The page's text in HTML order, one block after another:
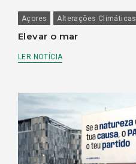
Açores Alterações Climáticas
Elevar o mar
LER NOTÍCIA